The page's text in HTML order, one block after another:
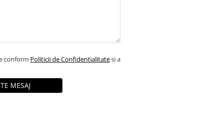
conform Politicii de Confidentialitatesi a